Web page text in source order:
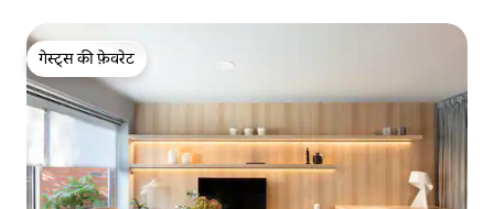
गेस्ट्स की फ़ेवरेट
गेस्ट्स की फ़ेवरेट